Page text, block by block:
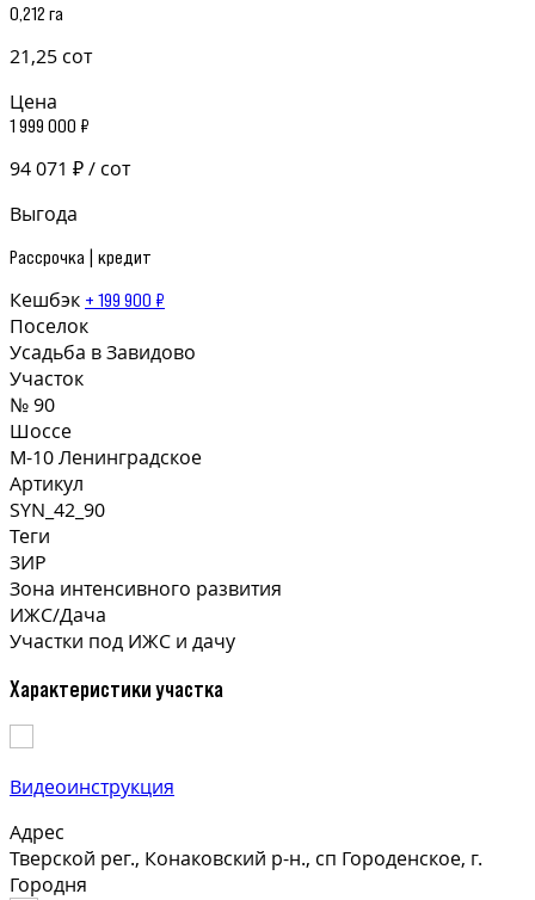
0,212 га
21,25 сот
Цена
1 999 000 ₽
94 071 ₽ / сот
Выгода
Рассрочка | кредит
Кешбэк + 199 900 ₽
Поселок
Усадьба в Завидово
Участок
№ 90
Шоссе
М-10 Ленинградское
Артикул
SYN_42_90
Теги
ЗИР
Зона интенсивного развития
ИЖС/Дача
Участки под ИЖС и дачу
Характеристики участка
Видеоинструкция
Адрес
Тверской рег., Конаковский р-н., сп Городенское, г.
Городня